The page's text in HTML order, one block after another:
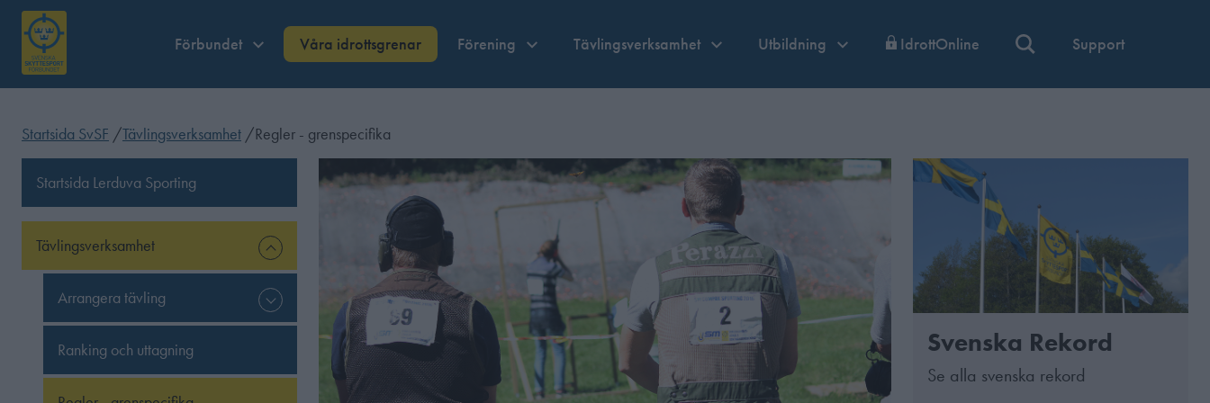
Förbundet Våra idrottsgrenar Förening Tävlingsverksamhet Utbildning IdrottOnline Support
Startsida SvSF /Tävlingsverksamhet /Regler - grenspecifika
Startsida Lerduva Sporting
Tävlingsverksamhet
Arrangera tävling
Ranking och uttagning Svenska Rekord
Se alla svenska rekord